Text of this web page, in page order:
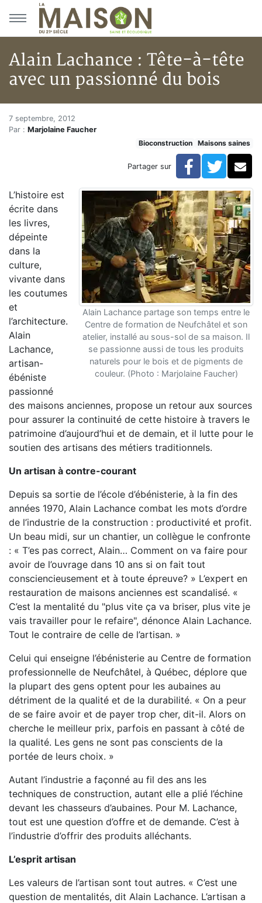
Aller au menu principal
Aller au contenu principal
Alain Lachance : Tête-à-tête
avec un passionné du bois
Accueil
Articles
Hypersensibilités environnementales
Alain Lachance : Tête-à-tête avec un passionné du
Alain Lachance : Tête-à-tête
7 septembre, 2012
Par : Marjolaine Faucher
Bioconstruction
Maisons saines
Partager sur Facebook
Alain Lachance partage son temps entre le
Centre de formation de Neufchâtel et son
atelier, installé au sous-sol de sa maison. Il
se passionne aussi de tous les produits
naturels pour le bois et de pigments de
couleur. (Photo : Marjolaine Faucher)
L’histoire est
écrite dans
les livres,
dépeinte
dans la
culture,
vivante dans
les coutumes
et
l’architecture.
Alain
Lachance,
artisan-
ébéniste
passionné
des maisons anciennes, propose un retour aux sources
pour assurer la continuité de cette histoire à travers le
patrimoine d’aujourd’hui et de demain, et il lutte pour le
soutien des artisans des métiers traditionnels.
Un artisan à contre-courant
Depuis sa sortie de l’école d’ébénisterie, à la fin des
années 1970, Alain Lachance combat les mots d’ordre
de l’industrie de la construction : productivité et profit.
Un beau midi, sur un chantier, un collègue le confronte
: « T’es pas correct, Alain… Comment on va faire pour
avoir de l’ouvrage dans 10 ans si on fait tout
consciencieusement et à toute épreuve? » L’expert en
restauration de maisons anciennes est scandalisé. «
C’est la mentalité du "plus vite ça va briser, plus vite je
vais travailler pour le refaire", dénonce Alain Lachance.
Tout le contraire de celle de l’artisan. »
Celui qui enseigne l’ébénisterie au Centre de formation
professionnelle de Neufchâtel, à Québec, déplore que
la plupart des gens optent pour les aubaines au
détriment de la qualité et de la durabilité. « On a peur
de se faire avoir et de payer trop cher, dit-il. Alors on
cherche le meilleur prix, parfois en passant à côté de
la qualité. Les gens ne sont pas conscients de la
portée de leurs choix. »
Autant l’industrie a façonné au fil des ans les
techniques de construction, autant elle a plié l’échine
devant les chasseurs d’aubaines. Pour M. Lachance,
tout est une question d’offre et de demande. C’est à
l’industrie d’offrir des produits alléchants.
L’esprit artisan
Les valeurs de l’artisan sont tout autres. « C’est une
question de mentalités, dit Alain Lachance. L’artisan a